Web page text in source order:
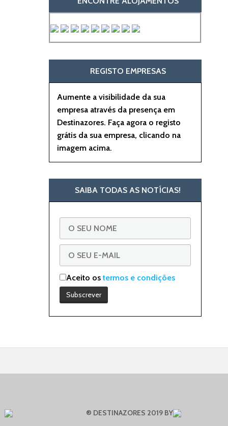
REGISTO EMPRESAS
Aumente a visibilidade da sua
empresa através da presença em
Destinazores. Faça agora o registo
grátis da sua empresa, clicando na
imagem acima.
SAIBA TODAS AS NOTÍCIAS!
Aceito ostermos e condições
® DESTINAZORES 2019 BY